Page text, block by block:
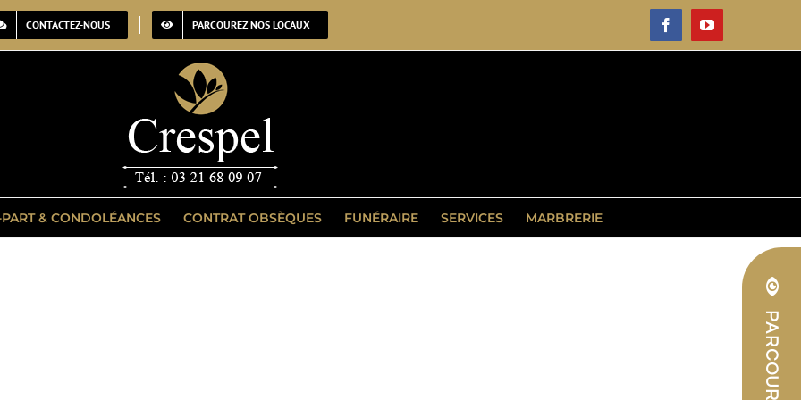
CONTACTEZ-NOUS PARCOUREZ NOS LOCAUX FacebookYouTube
& CONDOLÉANCES CONTRAT OBSÈQUES FUNÉRAIRE SERVICES MARBRERIE